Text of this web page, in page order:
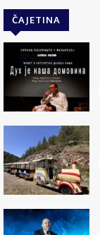
ČAJETINA